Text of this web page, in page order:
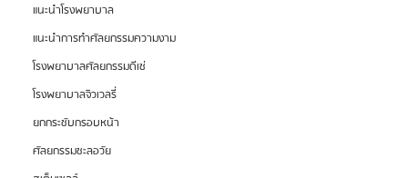
แนะนำโรงพยาบาล
แนะนำการทำศัลยกรรมความงาม
โรงพยาบาลศัลยกรรมดีเซ่
โรงพยาบาลจิวเวลรี่
ยกกระชับกรอบหน้า
ศัลยกรรมชะลอวัย